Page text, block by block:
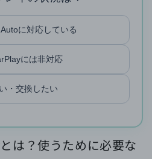
に対応している
には非対応
・交換したい
は？使うために必要な